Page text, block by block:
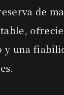
de
y una